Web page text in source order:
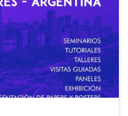
en:
lugar de la Conferencia
City Bolívar 160,CABA,